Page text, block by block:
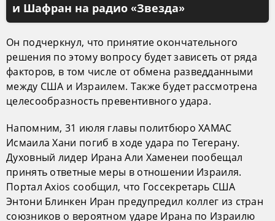
и Шафран на радио «Звезда»
Он подчеркнул, что принятие окончательного
решения по этому вопросу будет зависеть от ряда
факторов, в том числе от обмена разведданными
между США и Израилем. Также будет рассмотрена
целесообразность превентивного удара.
Напомним, 31 июля главы политбюро ХАМАС
Исмаила Хани погиб в ходе удара по Тегерану.
Духовный лидер Ирана Али Хаменеи пообещал
принять ответные меры в отношении Израиля.
Портал Axios сообщил, что Госсекретарь США
Энтони Блинкен Иран предупредил коллег из стран
союзников о вероятном ударе Ирана по Израилю